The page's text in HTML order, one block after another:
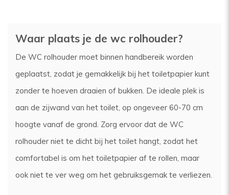
Waar plaats je de wc rolhouder?
De WC rolhouder moet binnen handbereik worden
geplaatst, zodat je gemakkelijk bij het toiletpapier kunt
zonder te hoeven draaien of bukken. De ideale plek is
aan de zijwand van het toilet, op ongeveer 60-70 cm
hoogte vanaf de grond. Zorg ervoor dat de WC
rolhouder niet te dicht bij het toilet hangt, zodat het
comfortabel is om het toiletpapier af te rollen, maar
ook niet te ver weg om het gebruiksgemak te verliezen.